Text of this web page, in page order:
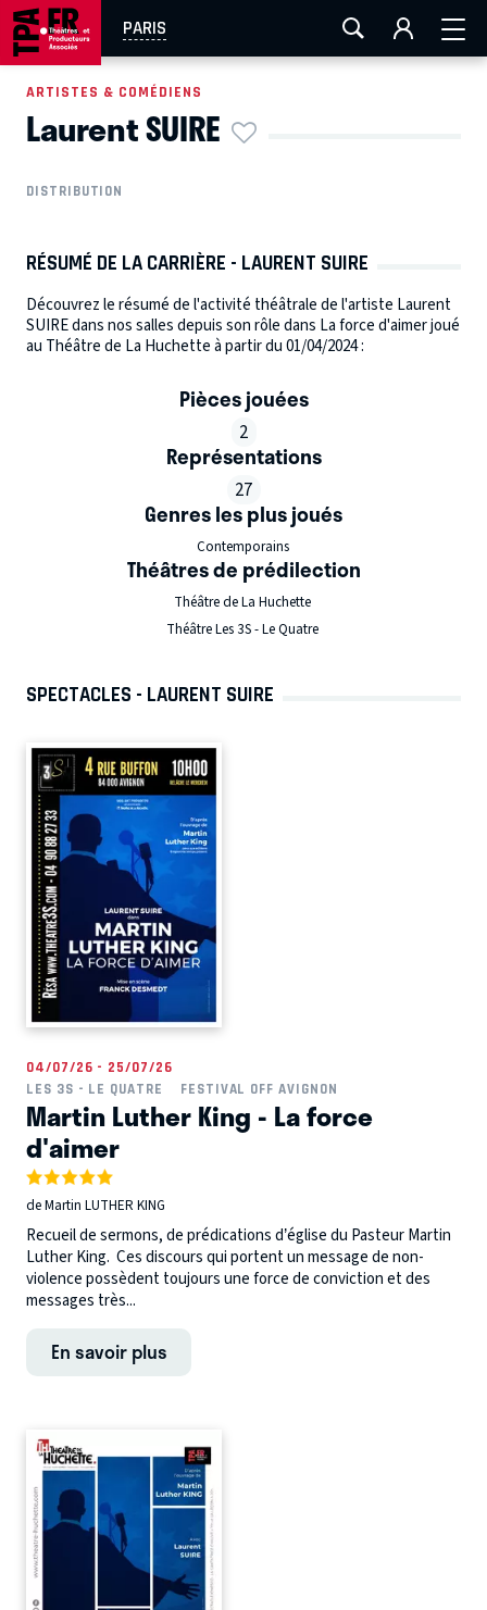
PARIS
AIX-MARSEILLE LA ROCHELLE
EN TOURNÉE
ARTISTES & COMÉDIENS
Laurent SUIRE
DISTRIBUTION
RÉSUMÉ DE LA CARRIÈRE - LAURENT SUIRE
Découvrez le résumé de l'activité théâtrale de l'artiste Laurent
SUIRE dans nos salles depuis son rôle dans La force d'aimer joué
au Théâtre de La Huchette à partir du 01/04/2024 :
Pièces jouées
2
Représentations
27
Genres les plus joués
Contemporains
Théâtres de prédilection
Théâtre de La Huchette
Théâtre Les 3S - Le Quatre
SPECTACLES - LAURENT SUIRE
04/07/26 - 25/07/26
LES 3S - LE QUATRE
FESTIVAL OFF AVIGNON
Martin Luther King - La force
d'aimer
de Martin LUTHER KING
Recueil de sermons, de prédications d’église du Pasteur Martin
Luther King. Ces discours qui portent un message de non-
violence possèdent toujours une force de conviction et des
messages très...
En savoir plus